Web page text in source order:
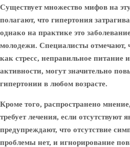
Существует множество мифов на
полагают, что гипертония
однако на практике это
молодежи. Специалисты отмечают,
как стресс, неправильное питание
активности, могут значительно
гипертонии в любом возрасте.
Кроме того, распространено
требует лечения, если
предупреждают, что отсутствие
проблемы нет, и игнорирование